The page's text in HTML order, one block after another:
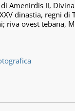
Amenirdis II,
dinastia, regni di
riva ovest tebana,